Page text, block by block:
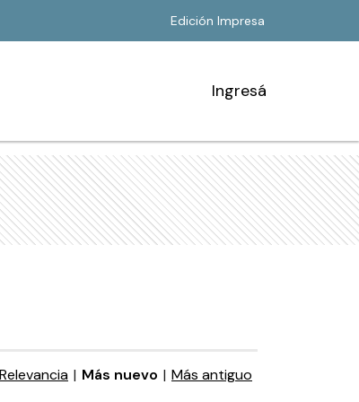
Edición Impresa
Ingresá
Relevancia | Más nuevo | Más antiguo